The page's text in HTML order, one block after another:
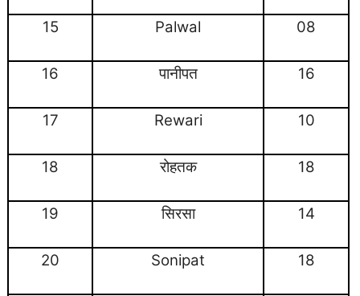
15 Palwal 08
16 पानीपत 16
17 Rewari 10
18 रोहतक 18
19 सिरसा 14
20 Sonipat 18